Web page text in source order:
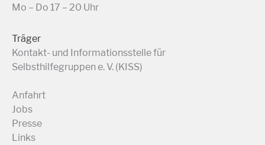
Mo – Do 17 – 20 Uhr
Träger
Kontakt- und Informationsstelle für
Selbsthilfegruppen e. V. (KISS)
Anfahrt
Jobs
Presse
Links